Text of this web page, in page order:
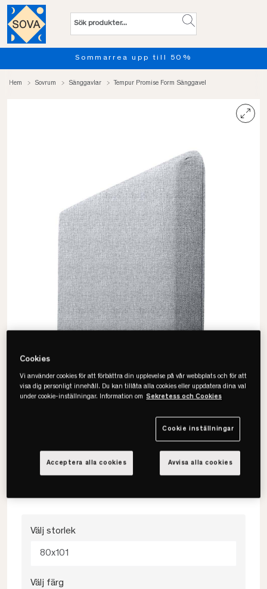
Provsov upp till 100 nätter.
Hem Sovrum Sänggavlar Tempur Promise Form Sänggavel
Promise Form Sänggavel
• Slät design
• Flera färger
Välj storlek
80x101
Välj färg
Cookies
Vi använder cookies för att förbättra din upplevelse på vår webbplats och för att
visa dig personligt innehåll. Du kan tillåta alla cookies eller uppdatera dina val
under cookie-inställningar. Information om Sekretess och Cookies
Cookie inställningar
Avvisa alla cookies
Acceptera alla cookies